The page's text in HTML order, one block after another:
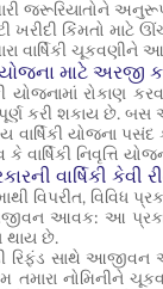
જરૂરિયાતોને અનુરૂપ
ખરીદી કિંમતો માટે
વાર્ષિકી ચૂકવણીને
માટે અરજી
યોજનામાં
પૂર્ણ કરી શકાય છે.
યોજના પસંદ
કે વાર્ષિકી નિવૃત્તિ
વાર્ષિકી કેવી
વિપરીત, વિવિધ
આવક: આ
થાય છે.
રિફંડ સાથે આજીવન
તમારા નોમિનીને